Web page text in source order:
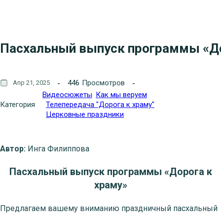
Пасхальный выпуск программы
Апр 21, 2025 446 Просмотров
Категория
Видеосюжеты Как мы веруем
Телепередача "Дорога к храму"
Церковные праздники
Автор: Инга Филиппова
Пасхальный выпуск программы «Дорога к
храму»
Предлагаем вашему вниманию праздничный пасхальный